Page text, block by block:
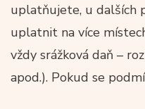
uplatňujete, u dalších
uplatnit na více
vždy srážková daň –
apod.). Pokud se